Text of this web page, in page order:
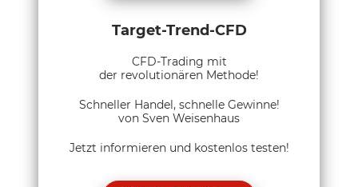
Target-Trend-CFD
CFD-Trading mit
der revolutionären Methode!
Schneller Handel, schnelle Gewinne!
von Sven Weisenhaus
Jetzt informieren und kostenlos testen!